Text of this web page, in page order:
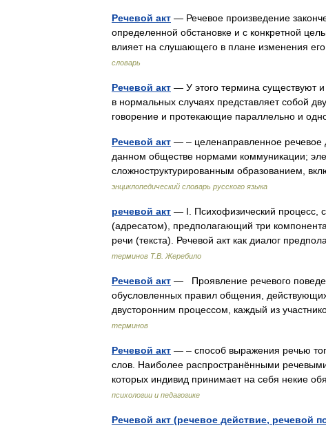
Речевой акт — Речевое произведение
определенной обстановке и с конкретной
влияет на слушающего в плане изменения
словарь
Речевой акт — У этого термина существуют и
в нормальных случаях представляет собой
говорение и протекающие параллельно и
Речевой акт — – целенаправленное речевое
данном обществе нормами коммуникации;
сложноструктурированным образованием,
энциклопедический словарь русского языка
речевой акт — I. Психофизический процесс,
(адресатом), предполагающий три
речи (текста). Речевой акт как диалог
терминов Т.В. Жеребило
Речевой акт — Проявление речевого
обусловленных правил общения,
двусторонним процессом, каждый из
терминов
Речевой акт — – способ выражения речью
слов. Наиболее распространёнными
которых индивид принимает на себя некие
психологии и педагогике
Речевой акт (речевое действие, речевой